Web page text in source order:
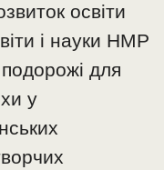
освіти
і науки НМР
для
у